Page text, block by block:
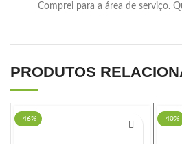
Comprei para a área de serviço.
PRODUTOS
-46% -40%